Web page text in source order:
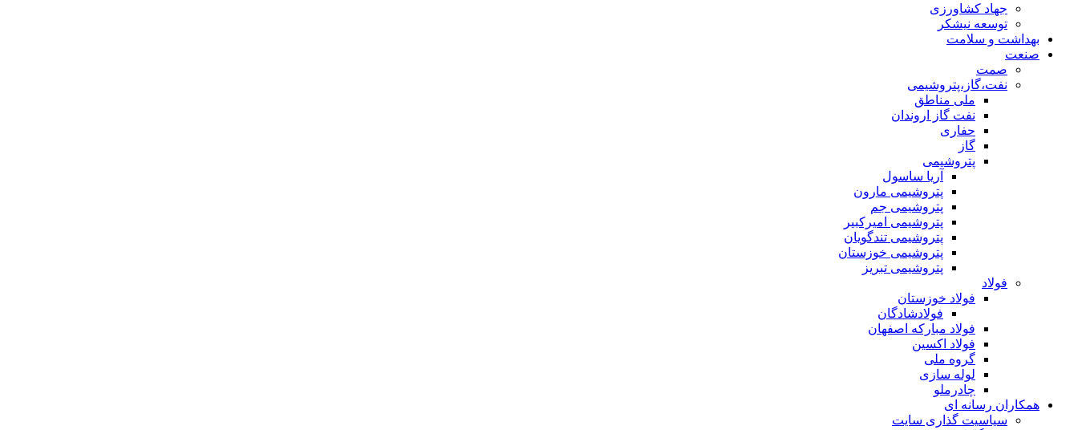
جهاد کشاورزی
توسعه نیشکر
بهداشت و سلامت
صنعت
صمت
نفت،گاز،پتروشیمی
ملی مناطق
نفت گاز اروندان
حفاری
گاز
پتروشیمی
آریا ساسول
پتروشیمی مارون
پتروشیمی جم
پتروشیمی امیرکبیر
پتروشیمی تندگویان
پتروشیمی خوزستان
پتروشیمی تبریز
فولاد
فولاد خوزستان
فولادشادگان
فولاد مبارکه اصفهان
فولاد اکسین
گروه ملی
لوله سازی
چادرملو
همکاران رسانه ای
سیاسیت گذاری سایت